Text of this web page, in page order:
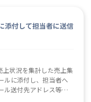
添付して担当者に送信
上状況を集計した売上集
ルに添付し、担当者へ
ル送付先アドレス等は